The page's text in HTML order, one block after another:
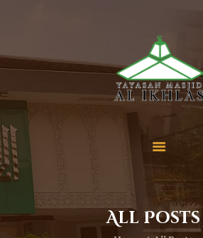
All Posts
Tentang Kami
Sekolah
Berita
Yuk Berdonasi
Kontak